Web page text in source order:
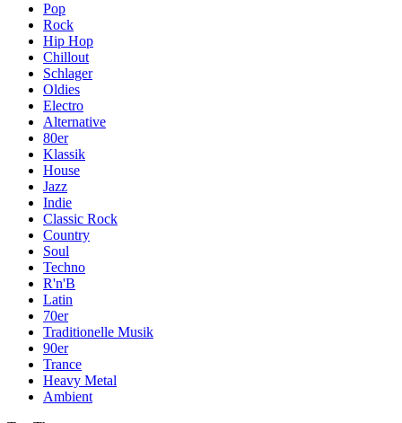
Pop
Rock
Hip Hop
Chillout
Schlager
Oldies
Electro
Alternative
80er
Klassik
House
Jazz
Indie
Classic Rock
Country
Soul
Techno
R'n'B
Latin
70er
Traditionelle Musik
90er
Trance
Heavy Metal
Ambient